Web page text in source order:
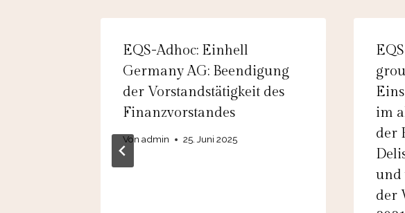
EQS-Adhoc: Einhell
Germany AG: Beendigung
der Vorstandstätigkeit des
Finanzvorstandes
Von admin 25. Juni 2025
im
der
und
der